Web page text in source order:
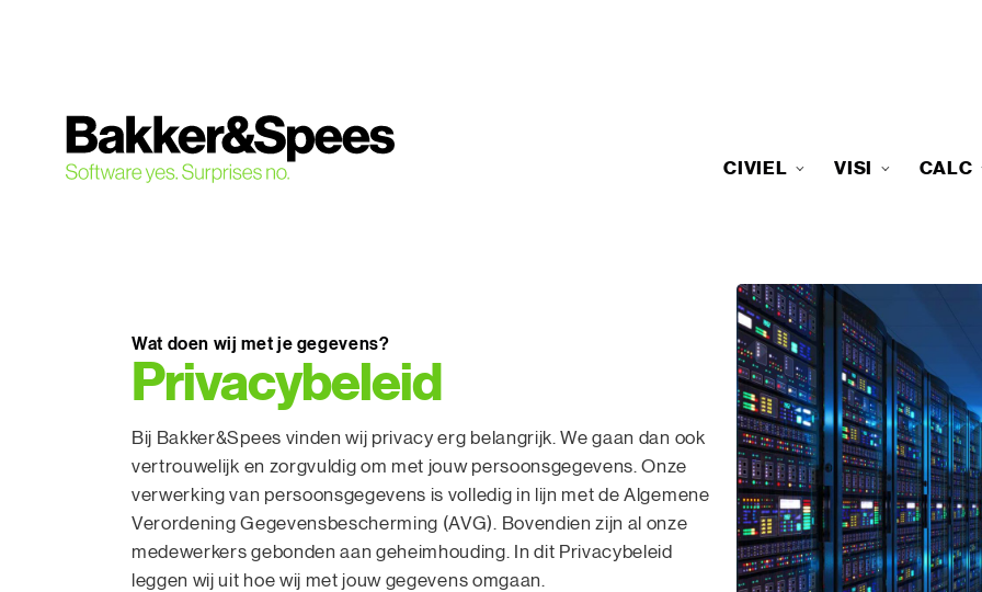
CIVIEL VISI CALC
Wat doen wij met je gegevens?
Privacybeleid
Bij Bakker&Spees vinden wij privacy erg belangrijk. We gaan dan ook
vertrouwelijk en zorgvuldig om met jouw persoonsgegevens. Onze
verwerking van persoonsgegevens is volledig in lijn met de Algemene
Verordening Gegevensbescherming (AVG). Bovendien zijn al onze
medewerkers gebonden aan geheimhouding. In dit Privacybeleid
leggen wij uit hoe wij met jouw gegevens omgaan.